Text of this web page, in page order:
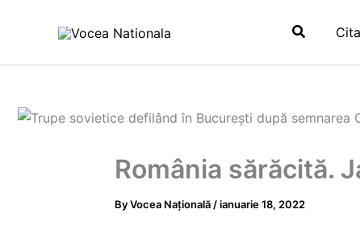
Search
România sărăcită.
ByVocea Națională /ianuarie 18, 2022